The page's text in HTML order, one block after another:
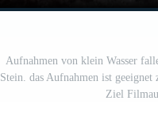
Aufnahmen von klein Wasser
Stein. das Aufnahmen ist
Ziel